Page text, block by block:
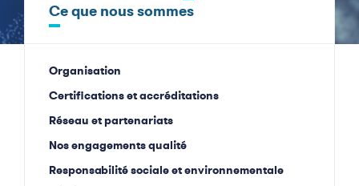
Ce que nous sommes
Organisation
Certifications et accréditations
Réseau et partenariats
Nos engagements qualité
Responsabilité sociale et environnementale